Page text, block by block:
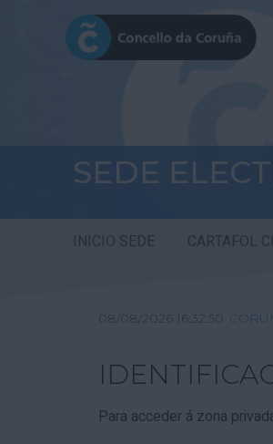
SEDE
INICIO SEDE CARTAFOL
08/08/2026 16:32:50
Para acceder á zona